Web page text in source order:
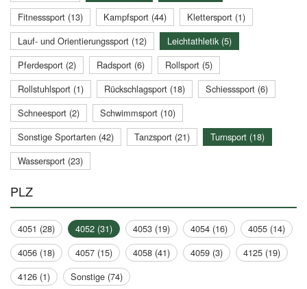
Fitnesssport (13)
Kampfsport (44)
Klettersport (1)
Lauf- und Orientierungssport (12)
Leichtathletik (5)
Pferdesport (2)
Radsport (6)
Rollsport (5)
Rollstuhlsport (1)
Rückschlagsport (18)
Schiesssport (6)
Schneesport (2)
Schwimmsport (10)
Sonstige Sportarten (42)
Tanzsport (21)
Turnsport (18)
Wassersport (23)
PLZ
4051 (28) 4052 (31) 4053 (19) 4054 (16)
4055 (14)
4056 (18)
4057 (15) 4058 (41) 4059 (3)
4125 (19)
4126 (1)
Sonstige (74)